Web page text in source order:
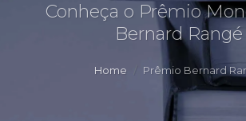
Conheça o Prêmio
Bernard Rangé
Home Prêmio Bernard